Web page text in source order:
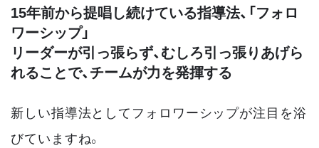
15年前から提唱し続けている指導法、「フォロ
ワーシップ」
リーダーが引っ張らず、むしろ引っ張りあげら
れることで、チームが力を発揮する
新しい指導法としてフォロワーシップが注目を浴
びていますね。